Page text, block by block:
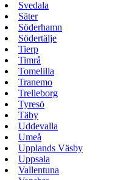
Svedala
Säter
Söderhamn
Södertälje
Tierp
Timrå
Tomelilla
Tranemo
Trelleborg
Tyresö
Täby
Uddevalla
Umeå
Upplands Väsby
Uppsala
Vallentuna